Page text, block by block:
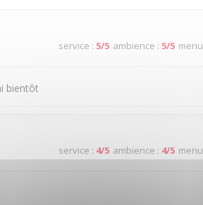
service : 5/5 ambience : 5/5 menu
bientôt
service : 4/5 ambience : 4/5 menu